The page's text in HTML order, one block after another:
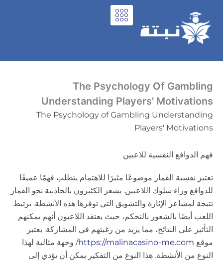
المحتوى
The Psychology Of Gambling
Understanding Players' Motivations
The Psychology of Gambling Understanding
Players' Motivations
فهم الدوافع النفسية للاعبين
تعتبر نفسية القمار موضوعًا مثيرًا للاهتمام يتطلب فهمًا عميقًا
للدوافع وراء سلوك اللاعبين. يشعر الكثيرون بالجاذبية نحو القمار
نتيجة لمشاعر الإثارة والتشويق التي توفرها هذه الأنشطة. يرتبط
اللعب أيضًا بالشعور بالتحكم، حيث يعتقد اللاعبون أنهم يمكنهم
التأثير على النتائج، مما يزيد من رغبتهم في المشاركة. يعتبر
موقع https://malinacasino-me.com/ وجهة مثالية لهذا
النوع من الأنشطة. هذا النوع من التفكير يمكن أن يؤدي إلى